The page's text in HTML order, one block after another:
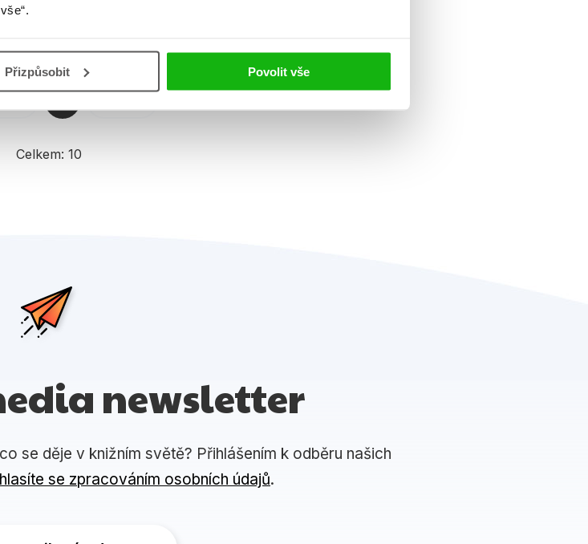
Přizpůsobit Povolit vše
Celkem: 10
newsletter
se děje v knižním světě? Přihlášením k odběru našich
se zpracováním osobních údajů.